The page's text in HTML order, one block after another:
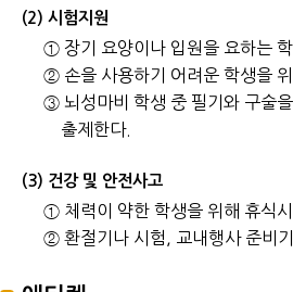
(2) 시험지원
① 장기 요양이나 입원을 요하는
② 손을 사용하기 어려운 학생을
③ 뇌성마비 학생 중 필기와 구술
출제한다.
(3) 건강 및 안전사고
① 체력이 약한 학생을 위해 휴식
② 환절기나 시험, 교내행사 준비